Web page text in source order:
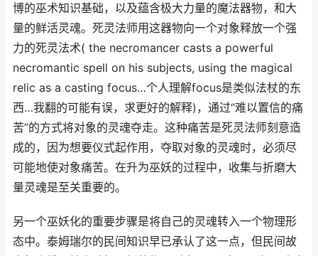
博的巫术知识基础，以及蕴含极大力量的魔法器物，和大
量的鲜活灵魂。死灵法师用这器物向一个对象释放一个强
力的死灵法术( the necromancer casts a powerful
necromantic spell on his subjects, using the magical
relic as a casting focus…个人理解focus是类似法杖的东
西…我翻的可能有误，求更好的解释)，通过“难以置信的痛
苦”的方式将对象的灵魂夺走。这种痛苦是死灵法师刻意造
成的，因为想要仪式起作用，夺取对象的灵魂时，必须尽
可能地使对象痛苦。在升为巫妖的过程中，收集与折磨大
量灵魂是至关重要的。
另一个巫妖化的重要步骤是将自己的灵魂转入一个物理形
态中。泰姆瑞尔的民间知识早已承认了这一点，但民间故